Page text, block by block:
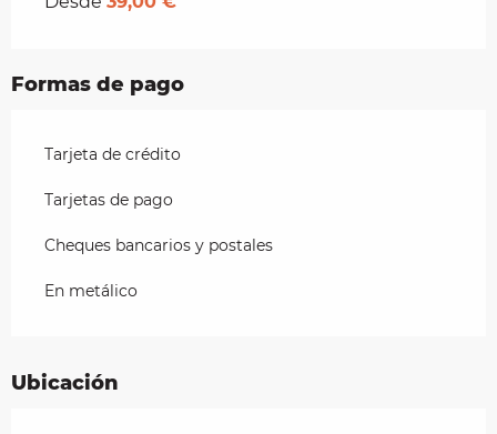
Formas de pago
Tarjeta de crédito
Tarjetas de pago
Cheques bancarios y postales
En metálico
Ubicación